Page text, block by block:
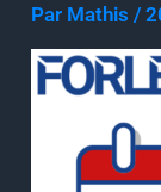
Par Mathis/